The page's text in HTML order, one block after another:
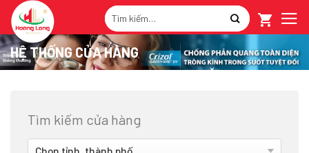
Skip
content
Tìm
kiếm:
HỆ THỐNG CỬA HÀNG
Tìm kiếm cửa hàng